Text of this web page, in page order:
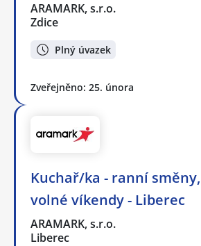
ARAMARK, s.r.o.
Zdice
Plný úvazek
Zveřejněno: 25. února
Kuchař/ka - ranní směny,
volné víkendy - Liberec
ARAMARK, s.r.o.
Liberec